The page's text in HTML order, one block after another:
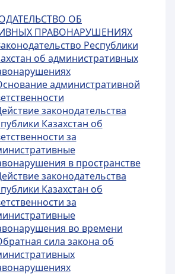
ОБ
ПРАВОНАРУШЕНИЯХ
Республики
об административных
административной
законодательства
Казахстан об
за
в пространстве
законодательства
Казахстан об
за
во времени
сила закона об